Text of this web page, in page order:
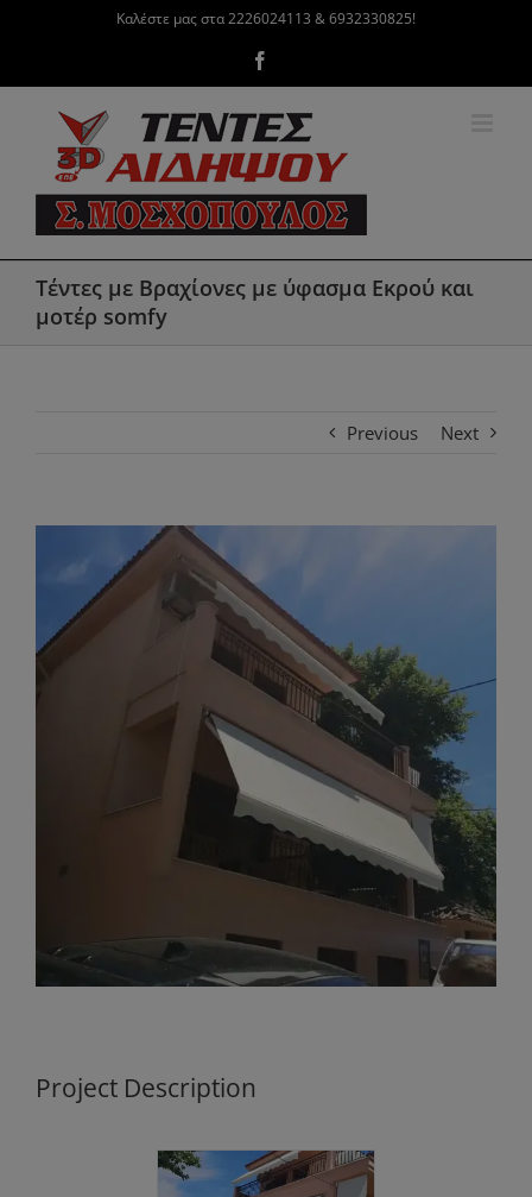
Καλέστε μας στα 2226024113 & 6932330825!
Τέντες με Βραχίονες με ύφασμα Εκρού και
μοτέρ somfy
Previous Next
Larger
Project Description